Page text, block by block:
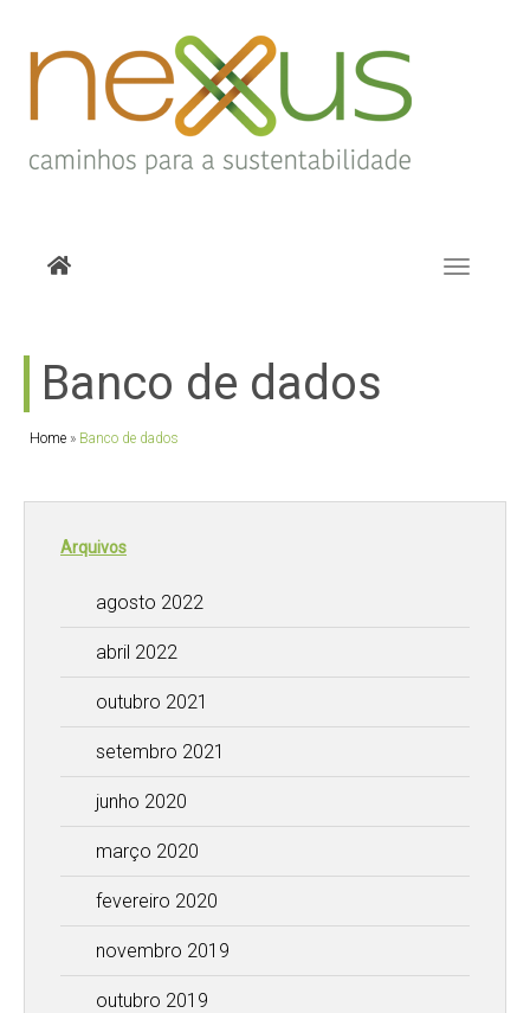
Toggle
Banco de dados
Home » Banco de dados
Arquivos
agosto 2022
abril 2022
outubro 2021
setembro 2021
junho 2020
março 2020
fevereiro 2020
novembro 2019
outubro 2019